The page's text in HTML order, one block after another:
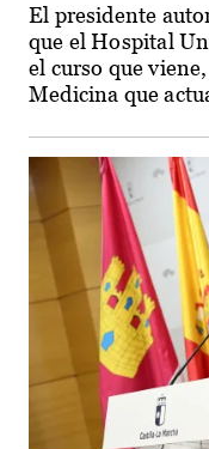
El presidente
que el Hospital
el curso que
Medicina que